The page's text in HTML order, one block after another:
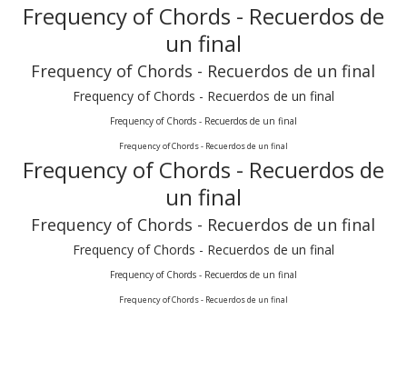
Frequency of Chords - Recuerdos de
un final
Frequency of Chords - Recuerdos de un final
Frequency of Chords - Recuerdos de un final
Frequency of Chords - Recuerdos de un final
Frequency of Chords - Recuerdos de un final
Frequency of Chords - Recuerdos de
un final
Frequency of Chords - Recuerdos de un final
Frequency of Chords - Recuerdos de un final
Frequency of Chords - Recuerdos de un final
Frequency of Chords - Recuerdos de un final